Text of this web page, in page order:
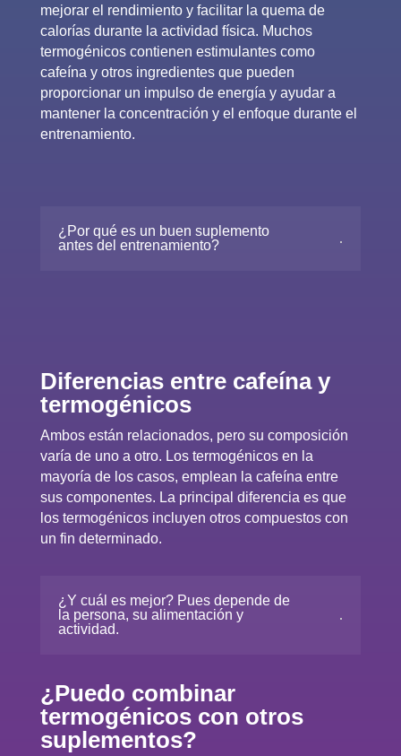
mejorar el rendimiento y facilitar la quema de
calorías durante la actividad física. Muchos
termogénicos contienen estimulantes como
cafeína y otros ingredientes que pueden
proporcionar un impulso de energía y ayudar a
mantener la concentración y el enfoque durante el
entrenamiento.
¿Por qué es un buen suplemento
antes del entrenamiento?
Diferencias entre cafeína y
termogénicos
Ambos están relacionados, pero su composición
varía de uno a otro. Los termogénicos en la
mayoría de los casos, emplean la cafeína entre
sus componentes. La principal diferencia es que
los termogénicos incluyen otros compuestos con
un fin determinado.
¿Y cuál es mejor? Pues depende de
la persona, su alimentación y
actividad.
¿Puedo combinar
termogénicos con otros
suplementos?